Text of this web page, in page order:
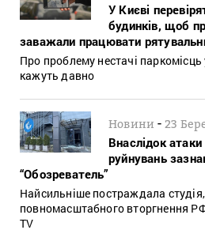
У Києві
будинків, щоб
заважали працювати
Про проблему нестачі паркомісць
кажуть давно
Новини -23
Внаслідок атаки
руйнувань
“Обозреватель”
Найсильніше постраждала
повномасштабного вторгнення
TV